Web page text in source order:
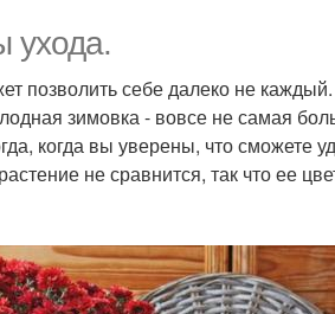
ухода.
позволить себе далеко не
зимовка - вовсе не самая
когда вы уверены, что сможете
не сравнится, так что ее